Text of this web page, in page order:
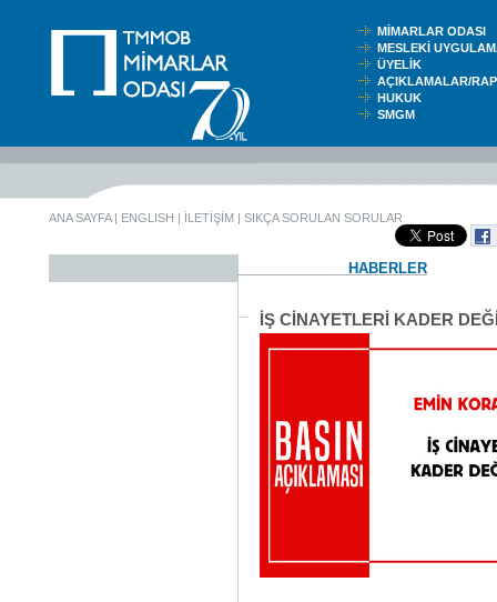
MİMARLAR ODASI
MESLEKİ
ÜYELİK
AÇIKLAMALAR/
HUKUK
SMGM
ANA SAYFA| ENGLISH | İLETİŞİM | SIKÇA SORULAN SORULAR
HABERLER
İŞ CİNAYETLERİ KADER